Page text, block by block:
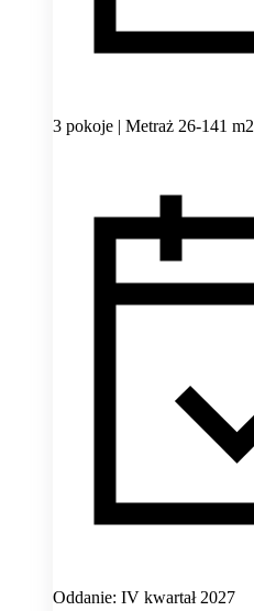
3 pokoje | Metraż 26-141 m2
Oddanie: IV kwartał 2027